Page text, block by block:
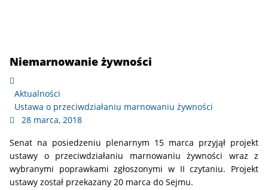
Niemarnowanie żywności
Aktualności
Ustawa o przeciwdziałaniu marnowaniu żywności
28 marca, 2018
Senat na posiedzeniu plenarnym 15 marca przyjął projekt
ustawy o przeciwdziałaniu marnowaniu żywności wraz z
wybranymi poprawkami zgłoszonymi w II czytaniu. Projekt
ustawy został przekazany 20 marca do Sejmu.